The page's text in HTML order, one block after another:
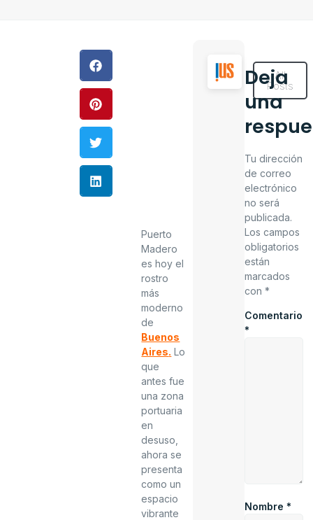
Puerto
Madero
es hoy el
rostro
más
moderno
de
Buenos
Aires. Lo
que
antes fue
una zona
portuaria
en
desuso,
ahora se
presenta
como un
espacio
vibrante
All
Posts
Deja
una
Tu dirección
de correo
electrónico
no será
publicada.
Los campos
obligatorios
están
marcados
con*
Comentario
*
Nombre*